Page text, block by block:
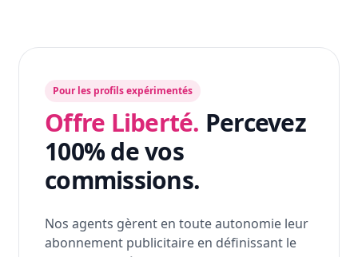
Pour les profils expérimentés
Offre Liberté. Percevez
100% de vos
commissions.
Nos agents gèrent en toute autonomie leur
abonnement publicitaire en définissant le